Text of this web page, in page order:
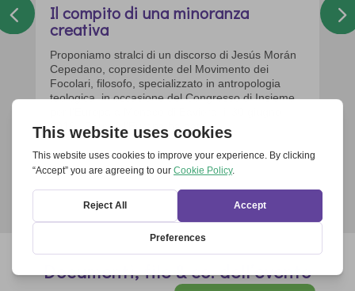
Il compito di una minoranza
creativa
Proponiamo stralci di un discorso di Jesús Morán
Cepedano, copresidente del Movimento dei
Focolari, filosofo, specializzato in antropologia
teologica, in occasione del Congresso di Insieme
2016. Perché l'Europa ha dato...
Documenti, file & co. dell’evento